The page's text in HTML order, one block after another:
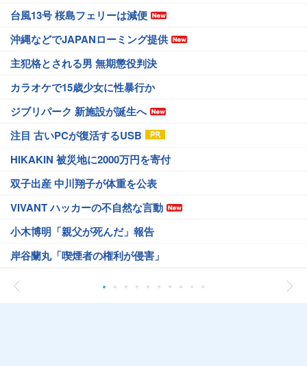
台風13号 桜島フェリーは減便
沖縄などでJAPANローミング提供
主犯格とされる男 無期懲役判決
カラオケで15歳少女に性暴行か
ジブリパーク 新施設が誕生へ
注目 古いPCが復活するUSB
HIKAKIN 被災地に2000万円を寄付
双子出産 中川翔子が体重を公表
VIVANT ハッカーの不自然な言動
小木博明「親父が死んだ」報告
岸谷蘭丸「喫煙者の権利が侵害」